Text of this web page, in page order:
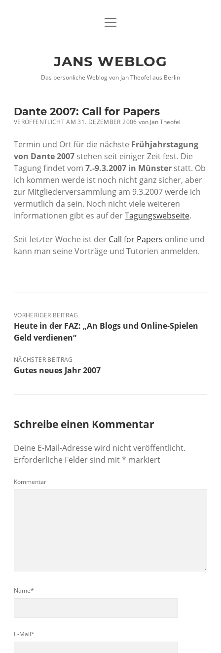
DATENSCHUTZHINWEISE
twitterfacebook
xing
Menü
JANS WEBLOG
Das persönliche Weblog von Jan Theofel aus Berlin
Dante 2007: Call for Papers
VERÖFFENTLICHT AM 31. DEZEMBER 2006 vonJan Theofel
Termin und Ort für die nächste Frühjahrstagung
von Dante 2007 stehen seit einiger Zeit fest. Die
Tagung findet vom 7.-9.3.2007 in Münster statt. Ob
ich kommen werde ist noch nicht ganz sicher, aber
zur Mitgliederversammlung am 9.3.2007 werde ich
vermutlich da sein. Noch nicht viele weiteren
Informationen gibt es auf derTagungswebseite.
Seit letzter Woche ist der Call for Papers online und
kann man seine Vorträge und Tutorien anmelden.
VORHERIGER BEITRAG
Heute in der FAZ: „An Blogs und Online-Spielen
Geld verdienen“
NÄCHSTER BEITRAG
Gutes neues Jahr 2007
Schreibe einen Kommentar
Deine E-Mail-Adresse wird nicht veröffentlicht.
Erforderliche Felder sind mit* markiert
Kommentar
Name*
E-Mail*